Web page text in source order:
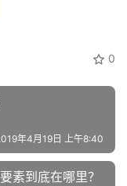
0
年4月19日 上午8:40
素到底在哪里？